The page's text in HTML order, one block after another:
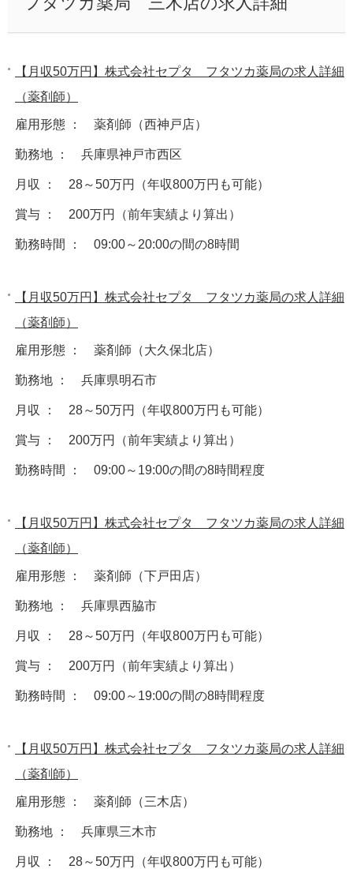
【月収50万円】株式会社セプタ フタツカ薬局の求人詳細
（薬剤師）
雇用形態 ： 薬剤師（西神戸店）
勤務地 ： 兵庫県神戸市西区
月収 ： 28～50万円（年収800万円も可能）
賞与 ： 200万円（前年実績より算出）
勤務時間 ： 09:00～20:00の間の8時間
【月収50万円】株式会社セプタ フタツカ薬局の求人詳細
（薬剤師）
雇用形態 ： 薬剤師（大久保北店）
勤務地 ： 兵庫県明石市
月収 ： 28～50万円（年収800万円も可能）
賞与 ： 200万円（前年実績より算出）
勤務時間 ： 09:00～19:00の間の8時間程度
【月収50万円】株式会社セプタ フタツカ薬局の求人詳細
（薬剤師）
雇用形態 ： 薬剤師（下戸田店）
勤務地 ： 兵庫県西脇市
月収 ： 28～50万円（年収800万円も可能）
賞与 ： 200万円（前年実績より算出）
勤務時間 ： 09:00～19:00の間の8時間程度
【月収50万円】株式会社セプタ フタツカ薬局の求人詳細
（薬剤師）
雇用形態 ： 薬剤師（三木店）
勤務地 ： 兵庫県三木市
月収 ： 28～50万円（年収800万円も可能）